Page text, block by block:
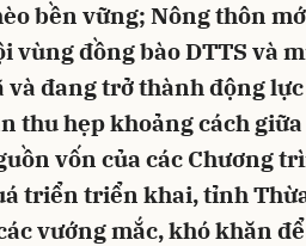
bền vững; Nông thôn
vùng đồng bào DTTS và
và đang trở thành động lực
thu hẹp khoảng cách giữa
vốn của các Chương
triển triển khai, tỉnh
vướng mắc, khó khăn để